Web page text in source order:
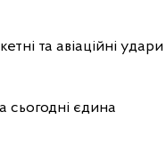
та авіаційні удари
сьогодні єдина